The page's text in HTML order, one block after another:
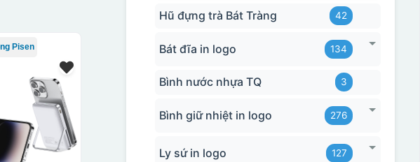
Pisen
Hũ đựng trà Bát Tràng 42
Bát đĩa in logo 134
Bình nước nhựa TQ 3
Bình giữ nhiệt in logo 276
Ly sứ in logo 127